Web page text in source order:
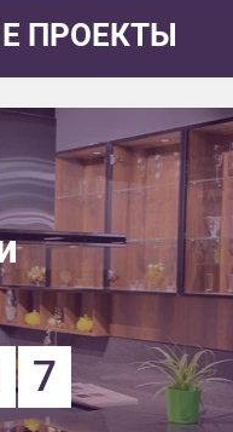
ПРОЕКТЫ
7